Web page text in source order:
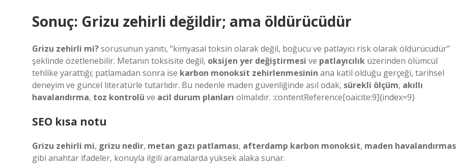
Sonuç: Grizu zehirli değildir; ama öldürücüdür
Grizu zehirli mi?sorusunun yanıtı, “kimyasal toksin olarak değil, boğucu ve patlayıcı risk olarak öldürücüdür”
şeklinde özetlenebilir. Metanın toksisite değil, oksijen yer değiştirmesi ve patlayıcılık üzerinden ölümcül
tehlike yarattığı; patlamadan sonra ise karbon monoksit zehirlenmesinin ana katil olduğu gerçeği, tarihsel
deneyim ve güncel literatürle tutarlıdır. Bu nedenle maden güvenliğinde asıl odak, sürekli ölçüm, akıllı
havalandırma, toz kontrolü ve acil durum planları olmalıdır. :contentReference[oaicite:9]{index=9}
SEO kısa notu
Grizu zehirli mi, grizu nedir, metan gazı patlaması, afterdamp karbon monoksit, maden
gibi anahtar ifadeler, konuyla ilgili aramalarda yüksek alaka sunar.